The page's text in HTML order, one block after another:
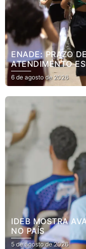
ENADE: PRAZO
ATENDIMENTO
SEXTA
6 de agosto de 2026
IDEB MOSTRA
NO PAÍS
5 de agosto de 2026